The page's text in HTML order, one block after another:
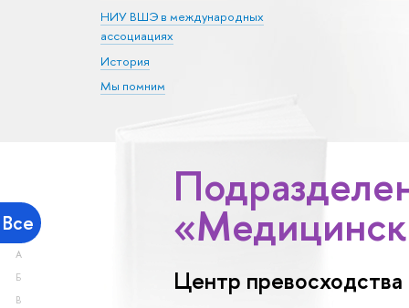
НИУ ВШЭ в международных
ассоциациях
История
Мы помним
Все
А
Б
В
Центр превосходства